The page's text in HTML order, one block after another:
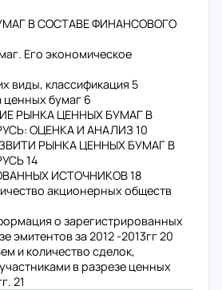
В СОСТАВЕ ФИНАНСОВОГО
Его экономическое
виды, классификация 5
ценных бумаг 6
РЫНКА ЦЕННЫХ БУМАГ В
ОЦЕНКА И АНАЛИЗ 10
РЫНКА ЦЕННЫХ БУМАГ В
14
ИСТОЧНИКОВ 18
акционерных обществ
о зарегистрированных
эмитентов за 2012 -2013гг 20
и количество сделок,
в разрезе ценных
21